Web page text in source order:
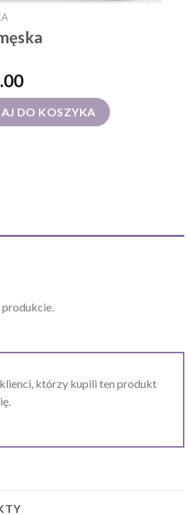
DO KOSZYKA
produkcie.
którzy kupili ten produkt